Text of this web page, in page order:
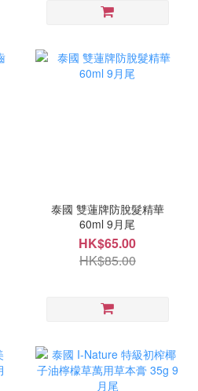
泰國 雙蓮牌防脫髮精華
60ml 9月尾
HK$65.00
HK$85.00